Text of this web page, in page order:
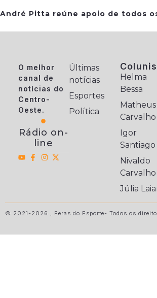
André Pitta reúne apoio de todos
O melhor
canal de
notícias do
Centro-
Oeste.
Rádio on-
line
Últimas
notícias
Esportes
Política
Helma
Bessa
Matheus
Carvalho
Igor
Santiago
Nivaldo
Carvalho
Júlia
© 2021-2026 , Feras do Esporte- Todos os